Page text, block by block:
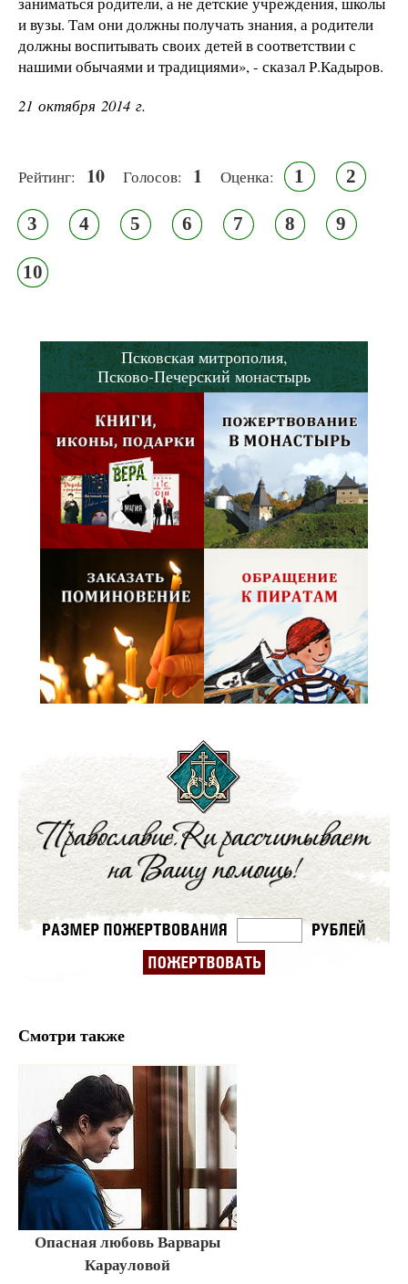
и вузы. Там они должны получать знания, а родители
должны воспитывать своих детей в соответствии с
нашими обычаями и традициями», - сказал Р.Кадыров.
21 октября 2014 г.
Рейтинг: 10 Голосов: 1 Оценка: 1 2
3 4 5 6 7 8 9
10
Псковская митрополия,
Псково-Печерский монастырь
Смотри также
Опасная любовь Варвары
Карауловой